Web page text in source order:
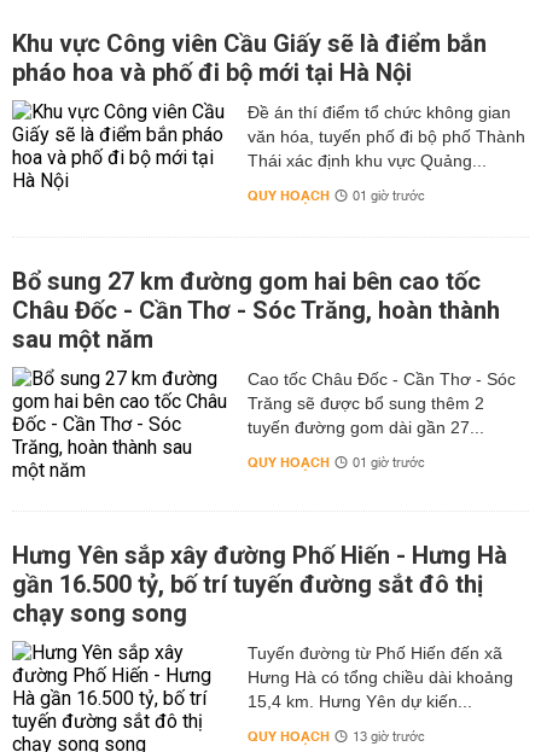
Khu vực Công viên Cầu Giấy sẽ là điểm bắn
pháo hoa và phố đi bộ mới tại Hà Nội
Đề án thí điểm tổ chức không gian
văn hóa, tuyến phố đi bộ phố Thành
Thái xác định khu vực Quảng...
QUY HOẠCH 01 giờ trước
Bổ sung 27 km đường gom hai bên cao tốc
Châu Đốc - Cần Thơ - Sóc Trăng, hoàn thành
sau một năm
Cao tốc Châu Đốc - Cần Thơ - Sóc
Trăng sẽ được bổ sung thêm 2
tuyến đường gom dài gần 27...
QUY HOẠCH 01 giờ trước
Hưng Yên sắp xây đường Phố Hiến - Hưng Hà
gần 16.500 tỷ, bố trí tuyến đường sắt đô thị
chạy song song
Tuyến đường từ Phố Hiến đến xã
Hưng Hà có tổng chiều dài khoảng
15,4 km. Hưng Yên dự kiến...
QUY HOẠCH 13 giờ trước